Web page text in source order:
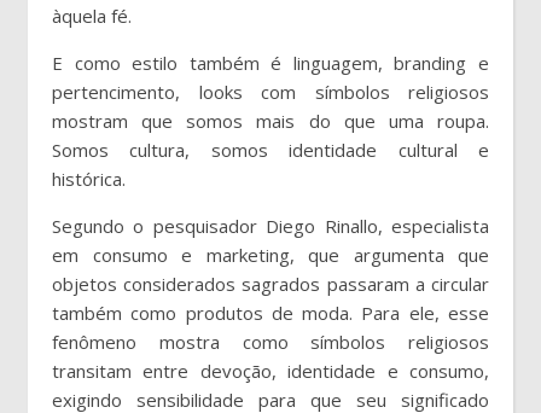
àquela fé.
E como estilo também é linguagem, branding e
pertencimento, looks com símbolos religiosos
mostram que somos mais do que uma roupa.
Somos cultura, somos identidade cultural e
histórica.
Segundo o pesquisador Diego Rinallo, especialista
em consumo e marketing, que argumenta que
objetos considerados sagrados passaram a circular
também como produtos de moda. Para ele, esse
fenômeno mostra como símbolos religiosos
transitam entre devoção, identidade e consumo,
exigindo sensibilidade para que seu significado